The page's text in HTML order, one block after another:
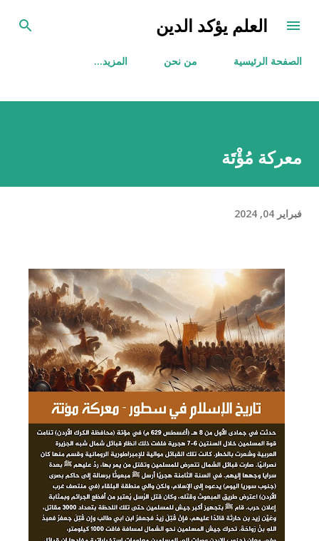
التخطي إلى المحتوى الرئيسي
العلم يؤكد الدين
الصفحة الرئيسية من نحن ‏المزيد…
معركة مُؤْتَة
فبراير 04, 2024